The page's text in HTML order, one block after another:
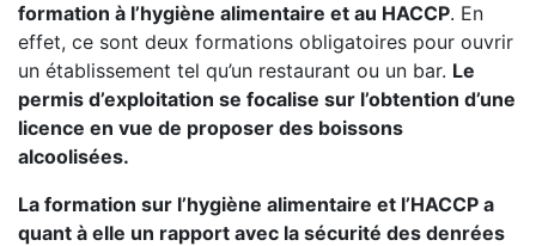
formation à l’hygiène alimentaire et au HACCP. En
effet, ce sont deux formations obligatoires pour ouvrir
un établissement tel qu’un restaurant ou un bar. Le
permis d’exploitation se focalise sur l’obtention d’une
licence en vue de proposer des boissons
alcoolisées.
La formation sur l’hygiène alimentaire et l’HACCP a
quant à elle un rapport avec la sécurité des denrées